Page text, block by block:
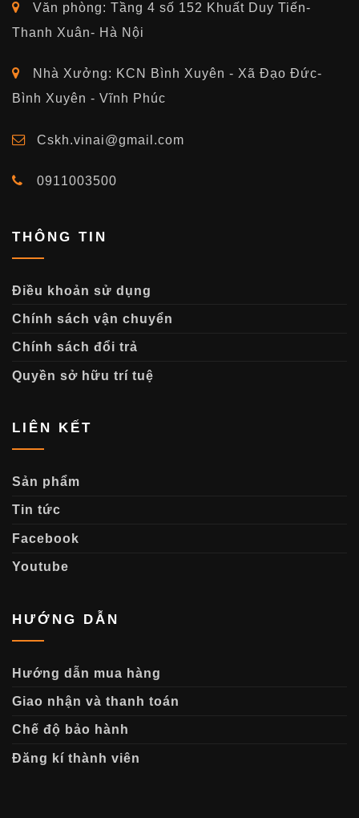
Văn phòng: Tầng 4 số 152 Khuất Duy Tiến-
Thanh Xuân- Hà Nội
Nhà Xưởng: KCN Bình Xuyên - Xã Đạo Đức-
Bình Xuyên - Vĩnh Phúc
Cskh.vinai@gmail.com
0911003500
THÔNG TIN
Điều khoản sử dụng
Chính sách vận chuyển
Chính sách đổi trả
Quyền sở hữu trí tuệ
LIÊN KẾT
Sản phẩm
Tin tức
Facebook
Youtube
HƯỚNG DẪN
Hướng dẫn mua hàng
Giao nhận và thanh toán
Chế độ bảo hành
Đăng kí thành viên